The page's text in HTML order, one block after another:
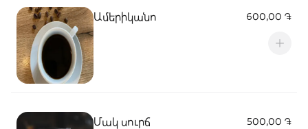
Ամերիկանո 600,00 ֏
Մակ սուրճ 500,00 ֏